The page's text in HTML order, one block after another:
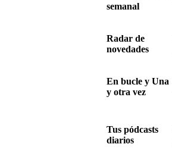
semanal
Radar de
novedades
En bucle y Una
y otra vez
Tus pódcasts
diarios